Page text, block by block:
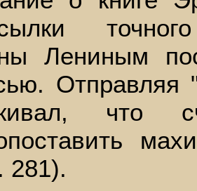
Лениным
Отправляя
что
281).